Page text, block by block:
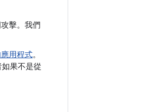
擊。我們
用程式。
果不是從